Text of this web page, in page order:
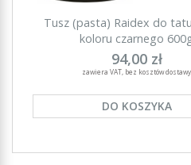
Tusz (pasta) Raidex do
koloru czarnego
94,00 zł
zawiera VAT, bez kosztów dostawy
DO KOSZYKA